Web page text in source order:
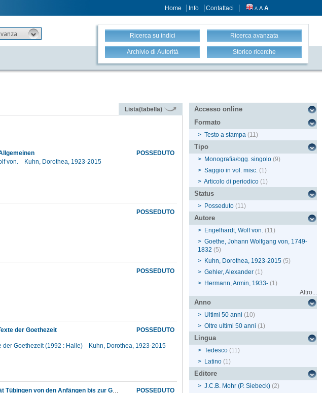
Home Info Contattaci A A A
Ricerca su indici Ricerca avanzata
Archivio di Autorità Storico ricerche
Lista(tabella)
POSSEDUTO
von.
Kuhn, Dorothea, 1923-2015
POSSEDUTO
POSSEDUTO
POSSEDUTO
der Goethezeit
der Goethezeit (1992 : Halle)
Kuhn, Dorothea, 1923-2015
POSSEDUTO
Mineralogie, Geologie und Paläontologie an der Universität Tübingen von den Anfängen bis zur Gegenwart
Accesso online
Formato
> Testo a stampa (11)
Tipo
> Monografia/ogg. singolo (9)
> Saggio in vol. misc. (1)
> Articolo di periodico (1)
Status
> Posseduto (11)
Autore
> Engelhardt, Wolf von. (11)
> Goethe, Johann Wolfgang von, 1749-
1832 (5)
> Kuhn, Dorothea, 1923-2015 (5)
> Gehler, Alexander (1)
> Hermann, Armin, 1933- (1)
Altro...
Anno
> Ultimi 50 anni (10)
> Oltre ultimi 50 anni (1)
Lingua
> Tedesco (11)
> Latino (1)
Editore
> J.C.B. Mohr (P. Siebeck) (2)